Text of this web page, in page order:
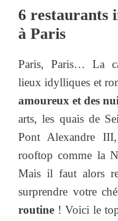
6 restaurants
à Paris
Paris, Paris… La
lieux idylliques et
amoureux et des
arts, les quais de
Pont Alexandre
rooftop comme la
Mais il faut alors
surprendre votre
routine ! Voici le